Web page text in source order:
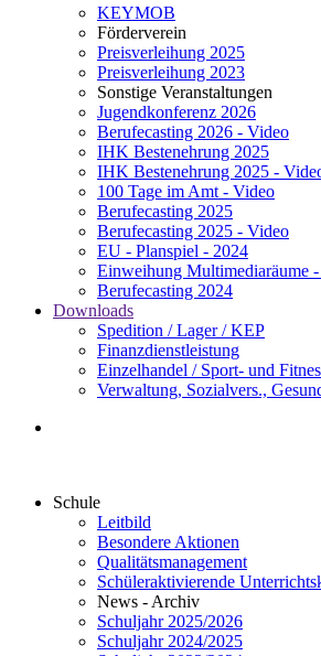
KEYMOB
Förderverein
Preisverleihung 2025
Preisverleihung 2023
Sonstige Veranstaltungen
Jugendkonferenz 2026
Berufecasting 2026 - Video
IHK Bestenehrung 2025
IHK Bestenehrung 2025 -
100 Tage im Amt - Video
Berufecasting 2025
Berufecasting 2025 - Video
EU - Planspiel - 2024
Einweihung Multimediaräume
Berufecasting 2024
Downloads
Spedition / Lager / KEP
Finanzdienstleistung
Einzelhandel / Sport- und
Verwaltung, Sozialvers.,
Schule
Leitbild
Besondere Aktionen
Qualitätsmanagement
Schüleraktivierende
News - Archiv
Schuljahr 2025/2026
Schuljahr 2024/2025